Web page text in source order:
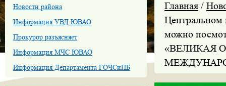
Новости района
Информация УВД ЮВАО
Прокурор разъясняет
Информация МЧС ЮВАО
Информация Департамента ГОЧСиПБ
Главная /
Центральном
можно
«ВЕЛИКАЯ